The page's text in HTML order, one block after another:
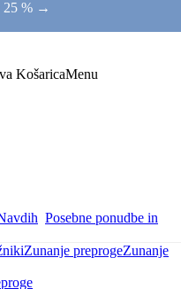
25 % →
KošaricaMenu
Posebne ponudbe in
Zunanje preprogeZunanje